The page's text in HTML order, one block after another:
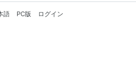
語 PC版 ログイン